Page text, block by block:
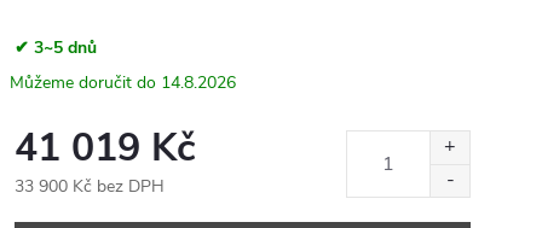
✔ 3~5 dnů
14.8.2026
41 019 Kč
33 900 Kč bez DPH